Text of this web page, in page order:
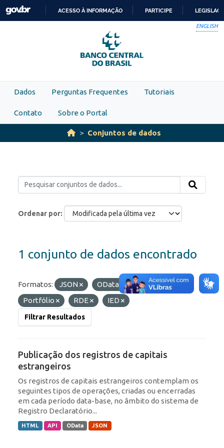
Skip to main content
PARA
O
CONTEÚDO
ACESSO À INFORMAÇÃO PARTICIPE
ENGLISH
Dados Perguntas Frequentes Tutoriais
Contato Sobre o Portal
Conjuntos de dados
Ordenar por
1 conjunto de dados encontrado
Formatos: JSON OData
Etiquetas:
Portfólio
RDE IED
Filtrar Resultados
Publicação dos registros de capitais
estrangeiros
Os registros de capitais estrangeiros contemplam os
seguintes tipos de operações, criadas ou encerradas
em cada período data-base, no âmbito do sistema de
Registro Declaratório...
HTML API OData JSON